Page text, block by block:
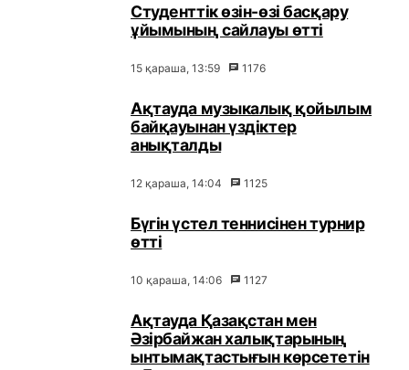
Студенттік өзін-өзі басқару
ұйымының сайлауы өтті
15 қараша, 13:59 1176
Ақтауда музыкалық қойылым
байқауынан үздіктер
анықталды
12 қараша, 14:04 1125
Бүгін үстел теннисінен турнир
өтті
10 қараша, 14:06 1127
Ақтауда Қазақстан мен
Әзірбайжан халықтарының
ынтымақтастығын көрсететін